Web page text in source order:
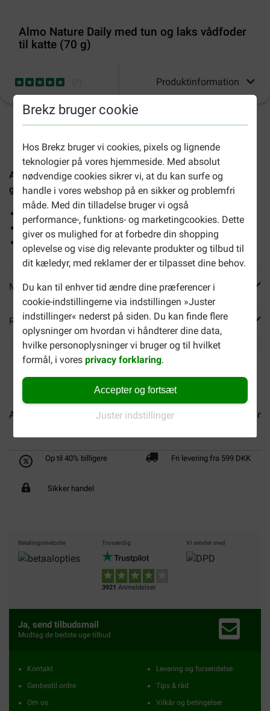
Brekz bruger cookie
Hos Brekz bruger vi cookies, pixels og lignende
teknologier på vores hjemmeside. Med absolut
nødvendige cookies sikrer vi, at du kan surfe og
handle i vores webshop på en sikker og problemfri
måde. Med din tilladelse bruger vi også
performance-, funktions- og marketingcookies. Dette
giver os mulighed for at forbedre din shopping
oplevelse og vise dig relevante produkter og tilbud til
dit kæledyr, med reklamer der er tilpasset dine behov.
Du kan til enhver tid ændre dine præferencer i
cookie-indstillingerne via indstillingen »Juster
indstillinger« nederst på siden. Du kan finde flere
oplysninger om hvordan vi håndterer dine data,
hvilke personoplysninger vi bruger og til hvilket
formål, i voresprivacy forklaring.
Accepter og fortsæt
Juster indstillinger
Almo Nature Daily med tun og laks vådfoder
til katte (70 g)
Produktinformation
Almo Nature Daily med tun og laks vådfoder til katte (70
g)
er et naturligt, supplerende foder til voksne katte.
Rig på tun og laks
Friskfanget fisk
Fri for kemiske konserveringsmidler
Mere info
Reviews
Almo Nature HFC Jelly... Almo Nature HFC Natural...
Op til 40% billigere Fri levering fra 599 DKK
Sikker handel
Betalingsmetoder Troværdig
3921 Anmeldelser
Vi sender med
Ja, send tilbudsmail
Modtag de bedste uge tilbud
Kontakt
Genbestil ordre
Om os
Levering og forsendelse
Tips & råd
Vilkår og betingelser